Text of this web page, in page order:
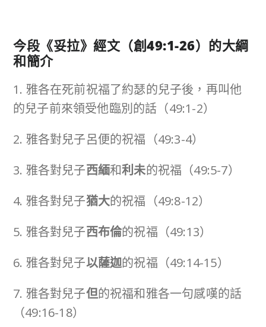
今段《妥拉》經文（創49:1-26）的大綱
和簡介
1. 雅各在死前祝福了約瑟的兒子後，再叫他
的兒子前來領受他臨別的話（49:1-2）
2. 雅各對兒子呂便的祝福（49:3-4）
3. 雅各對兒子西緬和利未的祝福（49:5-7）
4. 雅各對兒子猶大的祝福（49:8-12）
5. 雅各對兒子西布倫的祝福（49:13）
6. 雅各對兒子以薩迦的祝福（49:14-15）
7. 雅各對兒子但的祝福和雅各一句感嘆的話
（49:16-18）